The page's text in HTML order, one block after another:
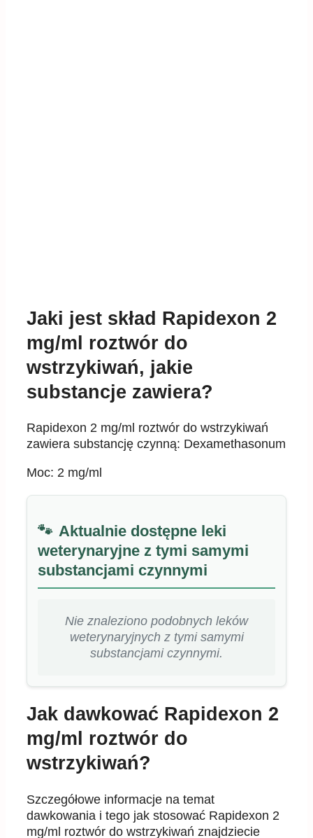
Jaki jest skład Rapidexon 2
mg/ml roztwór do
wstrzykiwań, jakie
substancje zawiera?
Rapidexon 2 mg/ml roztwór do wstrzykiwań
zawiera substancję czynną: Dexamethasonum
Moc: 2 mg/ml
Aktualnie dostępne leki
weterynaryjne z tymi samymi
substancjami czynnymi
Nie znaleziono podobnych leków
weterynaryjnych z tymi samymi
substancjami czynnymi.
Jak dawkować Rapidexon 2
mg/ml roztwór do
wstrzykiwań?
Szczegółowe informacje na temat
dawkowania i tego jak stosować Rapidexon 2
mg/ml roztwór do wstrzykiwań znajdziecie